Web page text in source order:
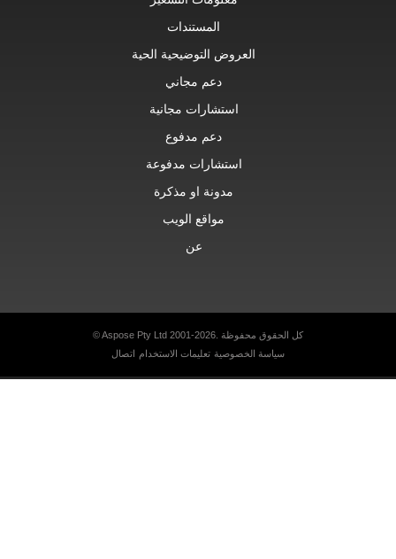
المستندات
العروض التوضيحية الحية
دعم مجاني
استشارات مجانية
دعم مدفوع
استشارات مدفوعة
مدونة او مذكرة
مواقع الويب
عن
© Aspose Pty Ltd 2001-2026. كل الحقوق محفوظة
سياسة الخصوصية تعليمات الاستخدام اتصال